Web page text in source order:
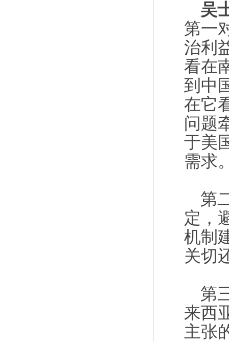
吴
第一
治利
看在
到中
在它
问题
于美
需求
第
定，
机制
关切
第
来西
主张